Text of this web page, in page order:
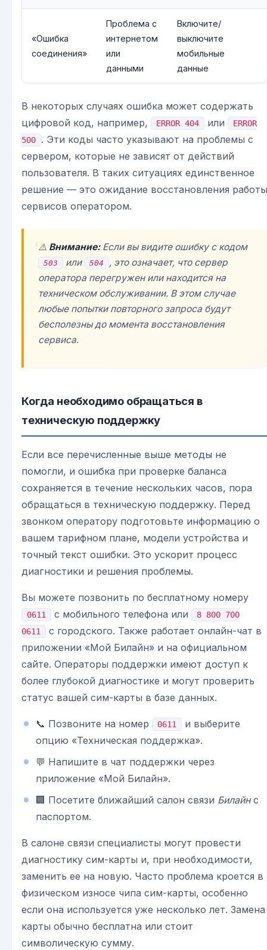
«Ошибка
соединения»
Проблема с
интернетом
или
данными
Включите/
выключите
мобильные
данные
В некоторых случаях ошибка может содержать
цифровой код, например,
ERROR 404 или
ERROR
500
. Эти коды часто указывают на проблемы с
сервером, которые не зависят от действий
пользователя. В таких ситуациях единственное
решение — это ожидание восстановления работы
сервисов оператором.
⚠️ Внимание:Если вы видите ошибку с кодом
503 или 504
, это означает, что сервер
оператора перегружен или находится на
техническом обслуживании. В этом случае
любые попытки повторного запроса будут
бесполезны до момента восстановления
сервиса.
Когда необходимо обращаться в
техническую поддержку
Если все перечисленные выше методы не
помогли, и ошибка при проверке баланса
сохраняется в течение нескольких часов, пора
обращаться в техническую поддержку. Перед
звонком оператору подготовьте информацию о
вашем тарифном плане, модели устройства и
точный текст ошибки. Это ускорит процесс
диагностики и решения проблемы.
Вы можете позвонить по бесплатному номеру
0611 с мобильного телефона или
8 800 700
0611
с городского. Также работает онлайн-чат в
приложении «Мой Билайн» и на официальном
сайте. Операторы поддержки имеют доступ к
более глубокой диагностике и могут проверить
статус вашей сим-карты в базе данных.
📞 Позвоните на номер 0611
и выберите
опцию «Техническая поддержка».
💬 Напишите в чат поддержки через
приложение «Мой Билайн».
🏢 Посетите ближайший салон связи Билайнс
паспортом.
В салоне связи специалисты могут провести
диагностику сим-карты и, при необходимости,
заменить ее на новую. Часто проблема кроется в
физическом износе чипа сим-карты, особенно
если она используется уже несколько лет. Замена
карты обычно бесплатна или стоит
символическую сумму.